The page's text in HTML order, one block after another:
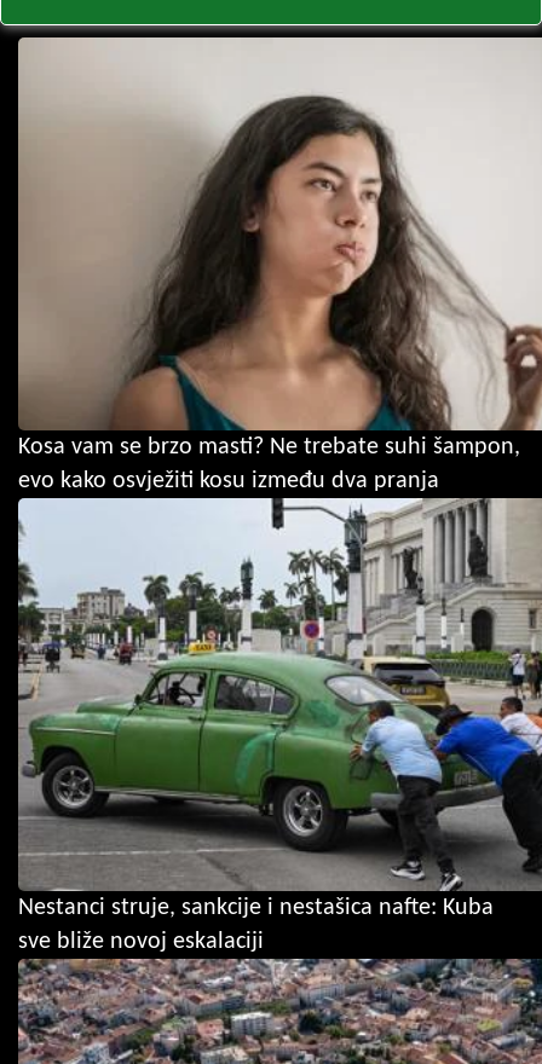
Kosa vam se brzo masti? Ne trebate suhi šampon,
evo kako osvježiti kosu između dva pranja
Nestanci struje, sankcije i nestašica nafte: Kuba
sve bliže novoj eskalaciji